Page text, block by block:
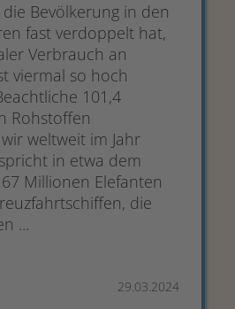
Bevölkerung in den
fast verdoppelt hat,
Verbrauch an
viermal so hoch
101,4
Rohstoffen
weltweit im Jahr
in etwa dem
Millionen Elefanten
die
...
29.03.2024